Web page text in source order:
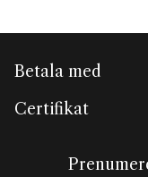
Betala med
Certifikat